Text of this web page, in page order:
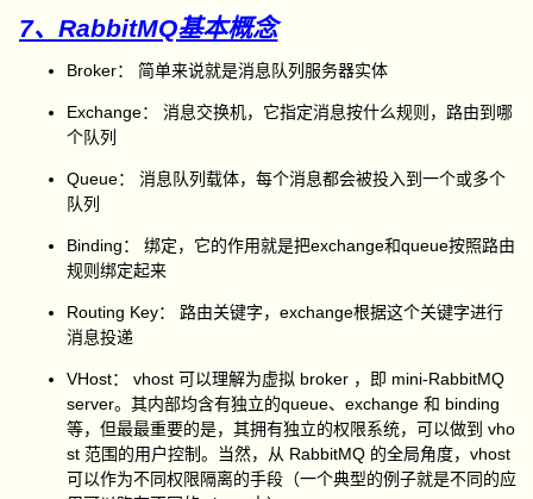
7、RabbitMQ基本概念
Broker： 简单来说就是消息队列服务器实体
Exchange： 消息交换机，它指定消息按什么规则，路由到哪
个队列
Queue： 消息队列载体，每个消息都会被投入到一个或多个
队列
Binding： 绑定，它的作用就是把exchange和queue按照路由
规则绑定起来
Routing Key： 路由关键字，exchange根据这个关键字进行
消息投递
VHost： vhost 可以理解为虚拟 broker ，即 mini-RabbitMQ
server。其内部均含有独立的queue、exchange 和 binding
等，但最最重要的是，其拥有独立的权限系统，可以做到 vho
st 范围的用户控制。当然，从 RabbitMQ 的全局角度，vhost
可以作为不同权限隔离的手段（一个典型的例子就是不同的应